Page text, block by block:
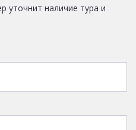
уточнит наличие тура и